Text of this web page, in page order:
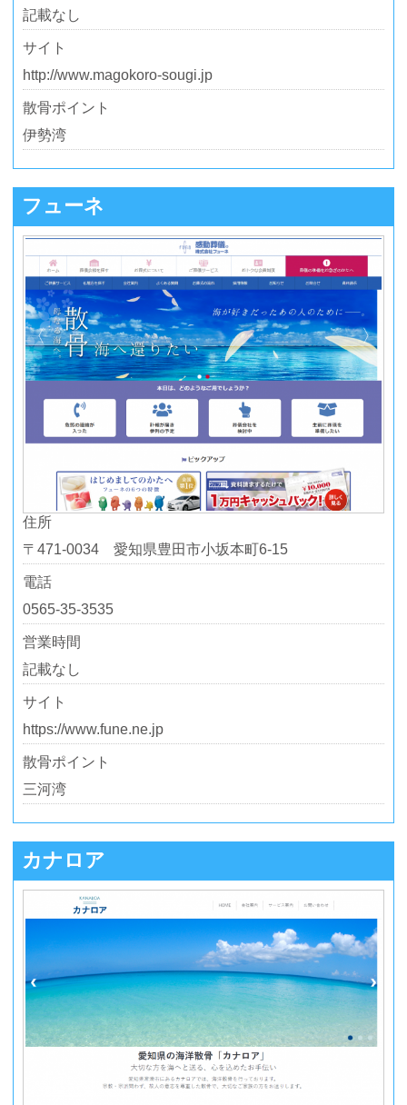
記載なし
サイト
http://www.magokoro-sougi.jp
散骨ポイント
伊勢湾
フューネ
住所
〒471-0034 愛知県豊田市小坂本町6-15
電話
0565-35-3535
営業時間
記載なし
サイト
https://www.fune.ne.jp
散骨ポイント
三河湾
カナロア